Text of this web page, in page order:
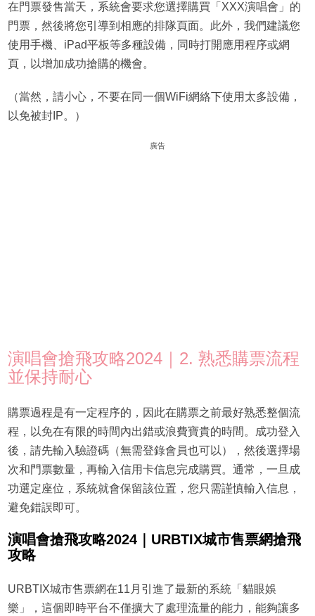
在門票發售當天，系統會要求您選擇購買「XXX演唱會」的
門票，然後將您引導到相應的排隊頁面。此外，我們建議您
使用手機、iPad平板等多種設備，同時打開應用程序或網
頁，以增加成功搶購的機會。
（當然，請小心，不要在同一個WiFi網絡下使用太多設備，
以免被封IP。）
廣告
演唱會搶飛攻略2024｜2. 熟悉購票流程
並保持耐心
購票過程是有一定程序的，因此在購票之前最好熟悉整個流
程，以免在有限的時間內出錯或浪費寶貴的時間。成功登入
後，請先輸入驗證碼（無需登錄會員也可以），然後選擇場
次和門票數量，再輸入信用卡信息完成購買。通常，一旦成
功選定座位，系統就會保留該位置，您只需謹慎輸入信息，
避免錯誤即可。
演唱會搶飛攻略2024｜URBTIX城市售票網搶飛
攻略
URBTIX城市售票網在11月引進了最新的系統「貓眼娛
樂」，這個即時平台不僅擴大了處理流量的能力，能夠讓多